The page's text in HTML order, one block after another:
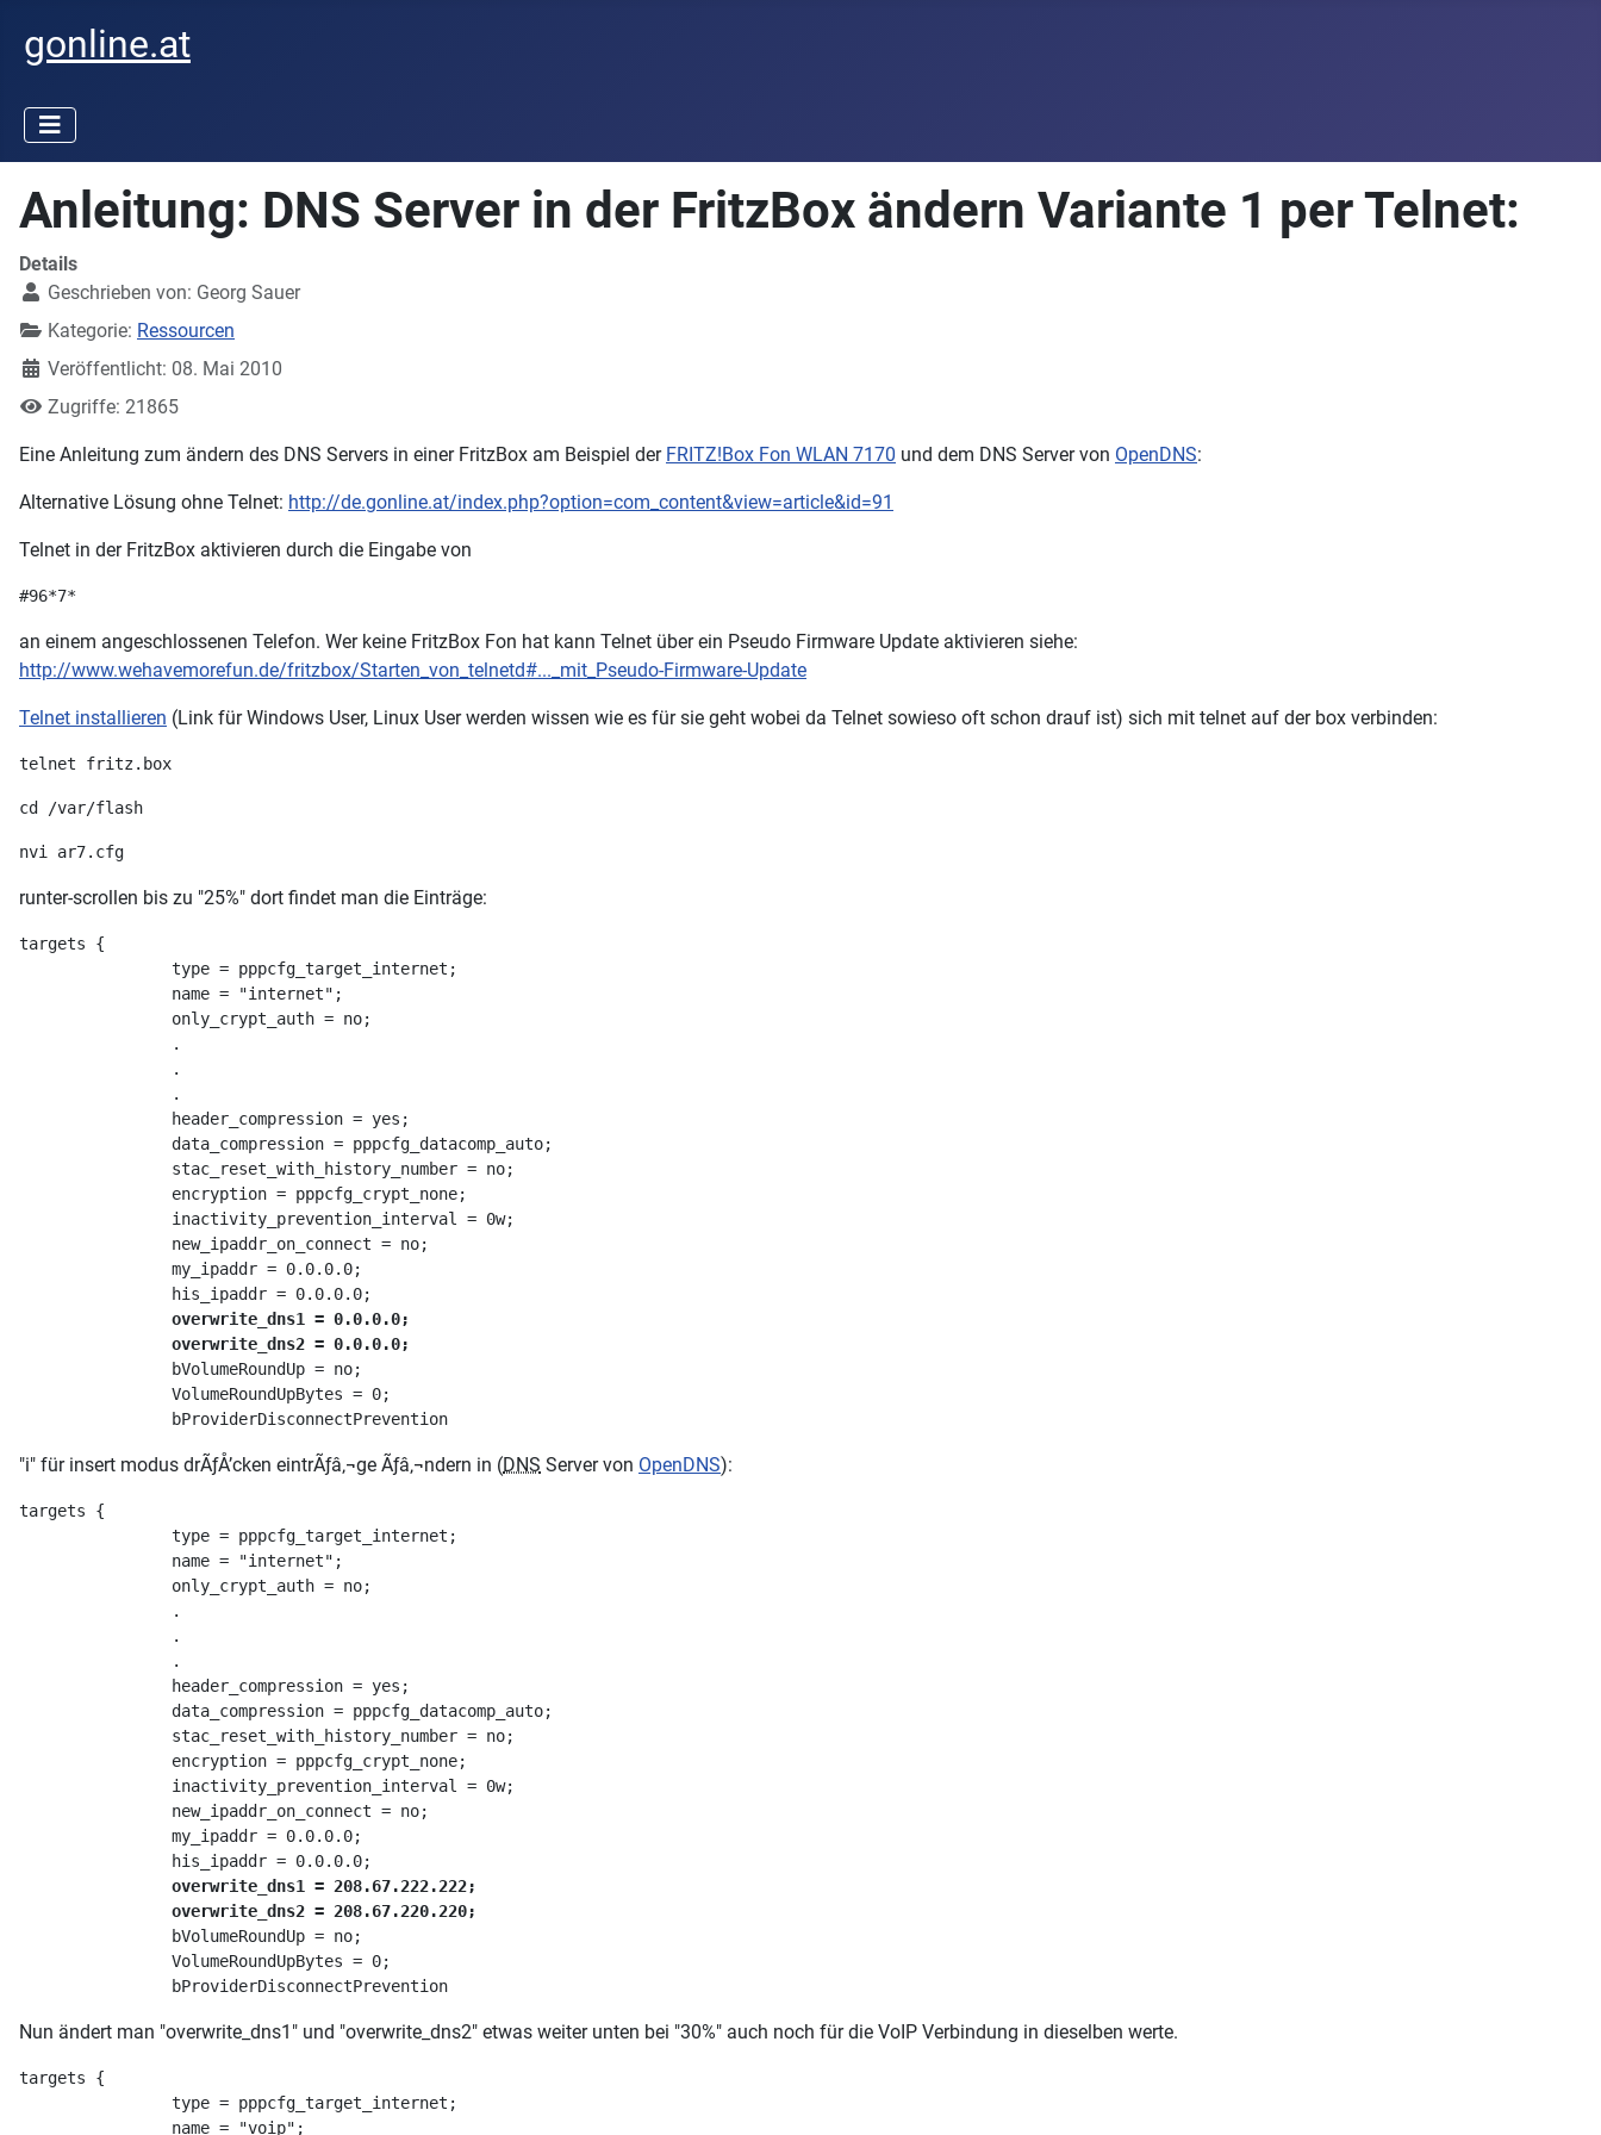
gonline.at
Anleitung: DNS Server in der FritzBox ändern Variante 1 per Telnet:
Details
Geschrieben von: Georg Sauer
Kategorie: Ressourcen
Veröffentlicht: 08. Mai 2010
Zugriffe: 21865
Eine Anleitung zum ändern des DNS Servers in einer FritzBox am Beispiel der FRITZ!Box Fon WLAN 7170 und dem DNS Server von OpenDNS:
Alternative Lösung ohne Telnet: http://de.gonline.at/index.php?option=com_content&view=article&id=91
Telnet in der FritzBox aktivieren durch die Eingabe von
#96*7*
an einem angeschlossenen Telefon. Wer keine FritzBox Fon hat kann Telnet über ein Pseudo Firmware Update aktivieren siehe:
http://www.wehavemorefun.de/fritzbox/Starten_von_telnetd#..._mit_Pseudo-Firmware-Update
Telnet installieren (Link für Windows User, Linux User werden wissen wie es für sie geht wobei da Telnet sowieso oft schon drauf ist) sich mit telnet auf der box verbinden:
telnet fritz.box
cd /var/flash
nvi ar7.cfg
runter-scrollen bis zu "25%" dort findet man die Einträge:
targets {
                type = pppcfg_target_internet;
                name = "internet";
                only_crypt_auth = no;
                .
                .
                .
                header_compression = yes;
                data_compression = pppcfg_datacomp_auto;
                stac_reset_with_history_number = no;
                encryption = pppcfg_crypt_none;
                inactivity_prevention_interval = 0w;
                new_ipaddr_on_connect = no;
                my_ipaddr = 0.0.0.0;
                his_ipaddr = 0.0.0.0;
overwrite_dns1 = 0.0.0.0;
overwrite_dns2 = 0.0.0.0;
                bVolumeRoundUp = no;
                VolumeRoundUpBytes = 0;
                bProviderDisconnectPrevention
"i" für insert modus drÃƒÅ’cken eintrÃƒâ‚¬ge Ãƒâ‚¬ndern in (DNS Server von OpenDNS):
targets {
                type = pppcfg_target_internet;
                name = "internet";
                only_crypt_auth = no;
                .
                .
                .
                header_compression = yes;
                data_compression = pppcfg_datacomp_auto;
                stac_reset_with_history_number = no;
                encryption = pppcfg_crypt_none;
                inactivity_prevention_interval = 0w;
                new_ipaddr_on_connect = no;
                my_ipaddr = 0.0.0.0;
                his_ipaddr = 0.0.0.0;
overwrite_dns1 = 208.67.222.222;
overwrite_dns2 = 208.67.220.220;
                bVolumeRoundUp = no;
                VolumeRoundUpBytes = 0;
                bProviderDisconnectPrevention
Nun ändert man "overwrite_dns1" und "overwrite_dns2" etwas weiter unten bei "30%" auch noch für die VoIP Verbindung in dieselben werte.
targets {
                type = pppcfg_target_internet;
                name = "voip";